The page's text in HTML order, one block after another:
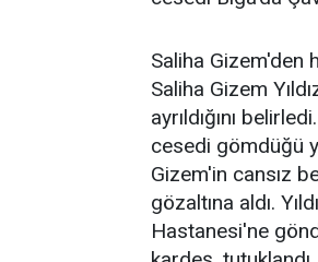
Saliha Gizem'den
Saliha Gizem
ayrıldığını
cesedi gömdüğü
Gizem'in cansız
gözaltına aldı.
Hastanesi'ne